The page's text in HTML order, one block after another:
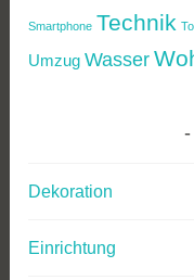
Smartphone Technik
Umzug Wasser
Dekoration
Einrichtung